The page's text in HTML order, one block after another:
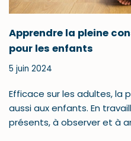
Apprendre la pleine
pour les enfants
5 juin 2024
Efficace sur les adultes, la
aussi aux enfants. En
présents, à observer et à